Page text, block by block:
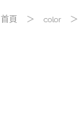
首頁 color